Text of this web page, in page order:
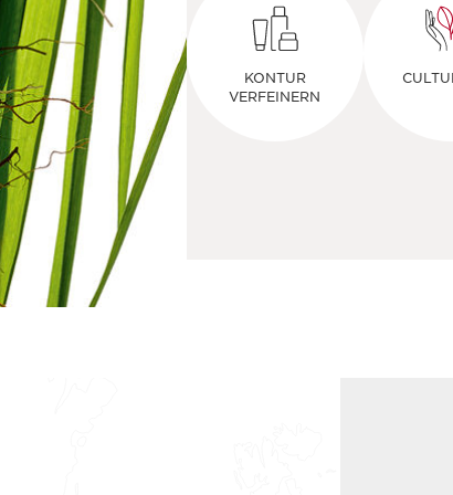
KONTUR
VERFEINERN